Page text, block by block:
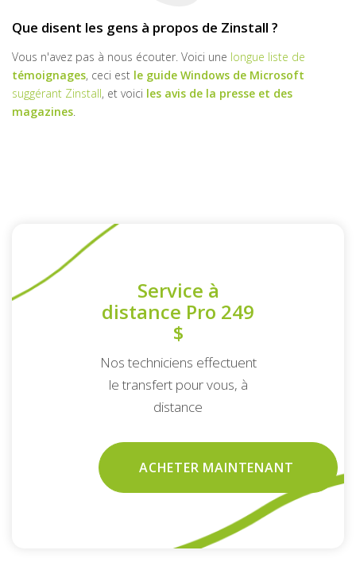
Que disent les gens à propos de Zinstall ?
Vous n'avez pas à nous écouter. Voici une longue liste de
témoignages, ceci est le guide Windows de Microsoft
suggérant Zinstall, et voici les avis de la presse et des
magazines
Service à
distance Pro 249
$
Nos techniciens effectuent
le transfert pour vous, à
distance
ACHETER MAINTENANT